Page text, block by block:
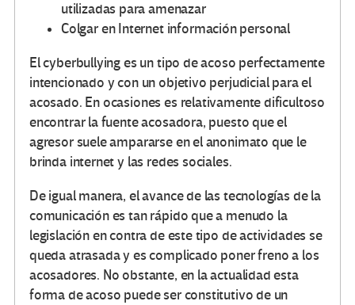
utilizadas para amenazar
Colgar en Internet información personal
El cyberbullying es un tipo de acoso perfectamente
intencionado y con un objetivo perjudicial para el
acosado. En ocasiones es relativamente dificultoso
encontrar la fuente acosadora, puesto que el
agresor suele ampararse en el anonimato que le
brinda internet y las redes sociales.
De igual manera, el avance de las tecnologías de la
comunicación es tan rápido que a menudo la
legislación en contra de este tipo de actividades se
queda atrasada y es complicado poner freno a los
acosadores. No obstante, en la actualidad esta
forma de acoso puede ser constitutivo de un